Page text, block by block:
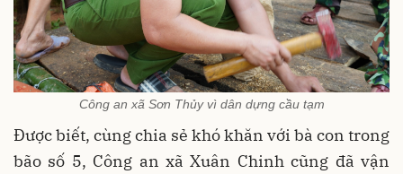
Công an xã Sơn Thủy vì dân dựng cầu tạm
Được biết, cùng chia sẻ khó khăn với bà con trong
bão số 5, Công an xã Xuân Chinh cũng đã vận